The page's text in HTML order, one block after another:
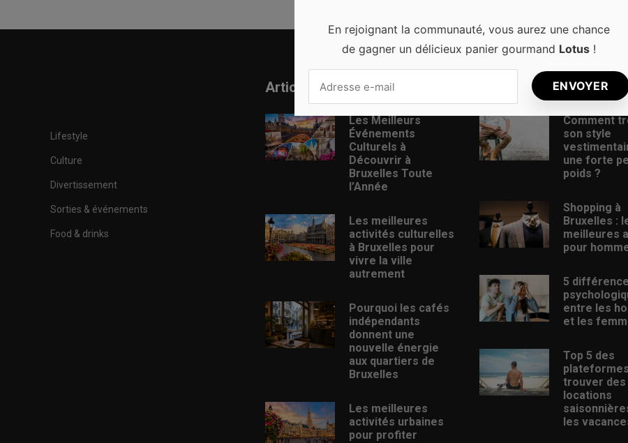
Lifestyle
Culture
Divertissement
Sorties & événements
Food & drinks
Articles récents
Les Meilleurs
Événements
Culturels à
Découvrir à
Bruxelles Toute
l’Année
Les meilleures
activités culturelles
à Bruxelles pour
vivre la ville
autrement
Pourquoi les cafés
indépendants
donnent une
nouvelle énergie
aux quartiers de
Bruxelles
Les meilleures
activités urbaines
pour profiter
Articles populaires
Comment
son style
une forte
poids ?
Shopping à
Bruxelles :
meilleures
pour
5
entre les
et les
Top 5 des
trouver des
locations
les
En rejoignant la communauté, vous aurez une chance
de gagner un délicieux panier gourmand Lotus !